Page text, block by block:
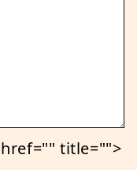
href="" title="">